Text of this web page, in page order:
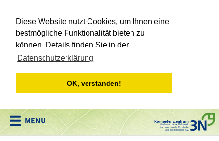
Diese Website nutzt Cookies, um Ihnen eine
bestmögliche Funktionalität bieten zu
können. Details finden Sie in der
Datenschutzerklärung
OK, verstanden!
Kompetenzzentrum
Niedersachsen • Netzwerk
Nachwachsende Rohstoffe
und Bioökonomie e.V.